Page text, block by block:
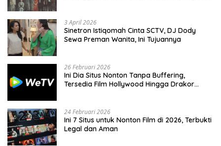
3 April 2026
Sinetron Istiqomah Cinta SCTV, DJ Dody
Sewa Preman Wanita, Ini Tujuannya
26 Februari 2026
Ini Dia Situs Nonton Tanpa Buffering,
Tersedia Film Hollywood Hingga Drakor
24 Februari 2026
Ini 7 Situs untuk Nonton Film di 2026, Terbukti
Legal dan Aman